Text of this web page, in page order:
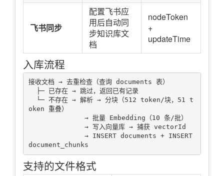
飞书同步
配置飞书应
用后自动同
步知识库文
档
nodeToken
+
updateTime
入库流程
接收文档 → 去重检查（查询 documents 表）
oken 重叠）
支持的文件格式